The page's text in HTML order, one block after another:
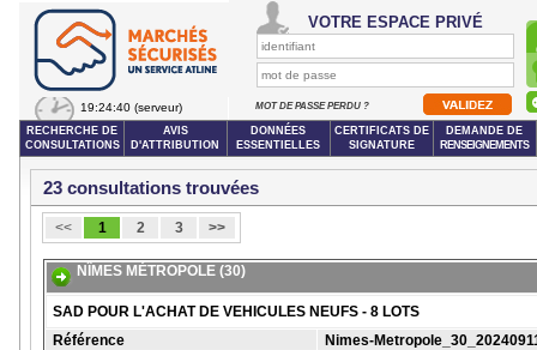
19:24:40 (serveur)
VOTRE ESPACE PRIVÉ
MOT DE PASSE PERDU ?
RECHERCHE DE
CONSULTATIONS
AVIS
D'ATTRIBUTION
DONNÉES
ESSENTIELLES
CERTIFICATS DE
SIGNATURE
DEMANDE DE
RENSEIGNEMENTS
23 consultations trouvées
<< 1 2 3 >>
NÎMES MÉTROPOLE (30)
SAD POUR L'ACHAT DE VEHICULES NEUFS - 8 LOTS
Référence
Nimes-